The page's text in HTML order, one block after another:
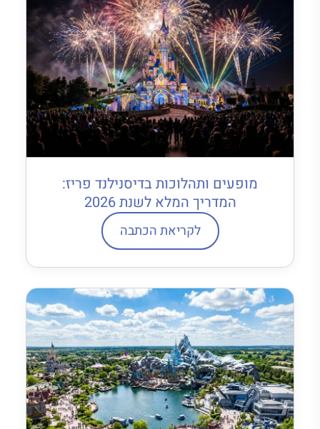
מופעים ותהלוכות בדיסנילנד פריז:
המדריך המלא לשנת 2026
לקריאת הכתבה